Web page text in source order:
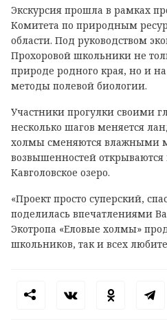
Экскурсия прошла в рамках
Комитета по природным
области. Под руководством
Прохоровой школьники не
природе родного края, но и
методы полевой биологии.
Участники прогулки своими
несколько шагов меняется
холмы сменяются влажными
возвышенностей
Кавголовское озеро.
«Проект просто суперский,
поделилась впечатлениями
Экотропа «Еловые холмы»
школьников, так и всех